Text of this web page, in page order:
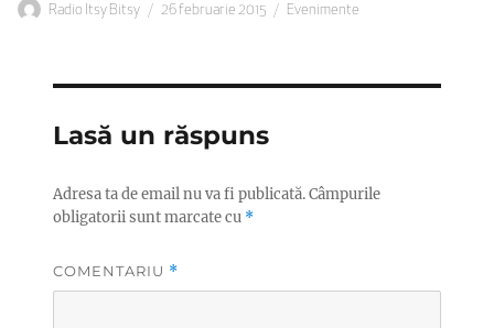
Autor
Radio Itsy Bitsy
Publicat
26 februarie 2015 Categorii
Evenimente
Lasă un răspuns
Adresa ta de email nu va fi publicată.Câmpurile
obligatorii sunt marcate cu *
COMENTARIU *